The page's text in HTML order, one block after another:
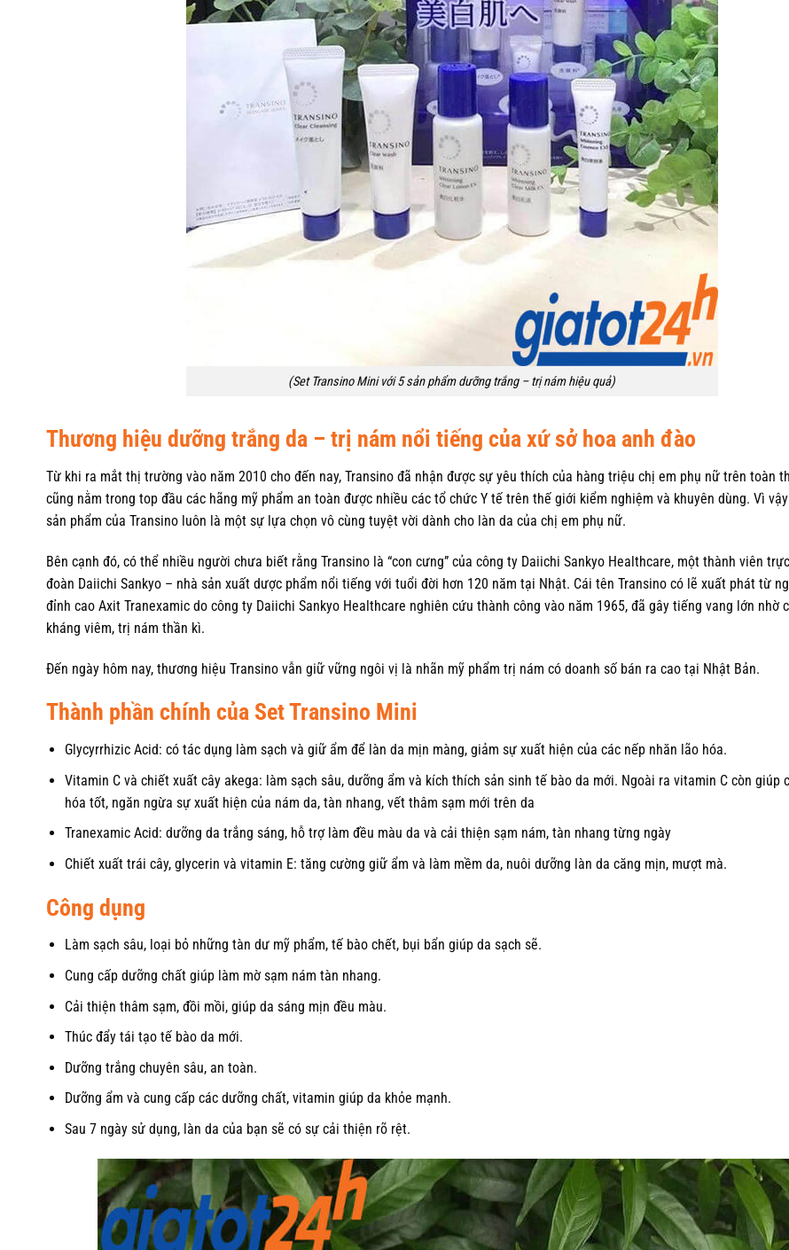
(Set Transino Mini với 5 sản phẩm dưỡng trắng – trị nám hiệu quả)
Thương hiệu dưỡng trắng da – trị nám nổi tiếng của xứ sở hoa anh đào
Từ khi ra mắt thị trường vào năm 2010 cho đến nay, Transino đã nhận được sự yêu thích của hàng triệu chị em phụ nữ trên toàn
cũng nằm trong top đầu các hãng mỹ phẩm an toàn được nhiều các tổ chức Y tế trên thế giới kiểm nghiệm và khuyên dùng. Vì
sản phẩm của Transino luôn là một sự lựa chọn vô cùng tuyệt vời dành cho làn da của chị em phụ nữ.
Bên cạnh đó, có thể nhiều người chưa biết rằng Transino là “con cưng” của công ty Daiichi Sankyo Healthcare, một thành viên
đoàn Daiichi Sankyo – nhà sản xuất dược phẩm nổi tiếng với tuổi đời hơn 120 năm tại Nhật. Cái tên Transino có lẽ xuất phát từ
đỉnh cao Axit Tranexamic do công ty Daiichi Sankyo Healthcare nghiên cứu thành công vào năm 1965, đã gây tiếng vang lớn nhờ
kháng viêm, trị nám thần kì.
Đến ngày hôm nay, thương hiệu Transino vẫn giữ vững ngôi vị là nhãn mỹ phẩm trị nám có doanh số bán ra cao tại Nhật Bản.
Thành phần chính của Set Transino Mini
Glycyrrhizic Acid: có tác dụng làm sạch và giữ ẩm để làn da mịn màng, giảm sự xuất hiện của các nếp nhăn lão hóa.
Vitamin C và chiết xuất cây akega: làm sạch sâu, dưỡng ẩm và kích thích sản sinh tế bào da mới. Ngoài ra vitamin C còn giúp
hóa tốt, ngăn ngừa sự xuất hiện của nám da, tàn nhang, vết thâm sạm mới trên da
Tranexamic Acid: dưỡng da trắng sáng, hỗ trợ làm đều màu da và cải thiện sạm nám, tàn nhang từng ngày
Chiết xuất trái cây, glycerin và vitamin E: tăng cường giữ ẩm và làm mềm da, nuôi dưỡng làn da căng mịn, mượt mà.
Công dụng
Làm sạch sâu, loại bỏ những tàn dư mỹ phẩm, tế bào chết, bụi bẩn giúp da sạch sẽ.
Cung cấp dưỡng chất giúp làm mờ sạm nám tàn nhang.
Cải thiện thâm sạm, đồi mồi, giúp da sáng mịn đều màu.
Thúc đẩy tái tạo tế bào da mới.
Dưỡng trắng chuyên sâu, an toàn.
Dưỡng ẩm và cung cấp các dưỡng chất, vitamin giúp da khỏe mạnh.
Sau 7 ngày sử dụng, làn da của bạn sẽ có sự cải thiện rõ rệt.